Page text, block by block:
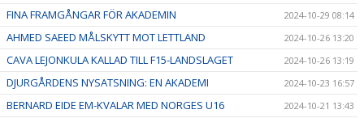
FINA FRAMGÅNGAR FÖR AKADEMIN 2024-10-29 08:14
AHMED SAEED MÅLSKYTT MOT LETTLAND 2024-10-26 13:20
CAVA LEJONKULA KALLAD TILL F15-LANDSLAGET 2024-10-26 13:19
DJURGÅRDENS NYSATSNING: EN AKADEMI 2024-10-23 16:57
BERNARD EIDE EM-KVALAR MED NORGES U16 2024-10-21 13:43